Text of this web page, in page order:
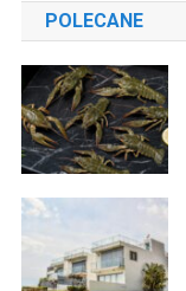
POLECANE